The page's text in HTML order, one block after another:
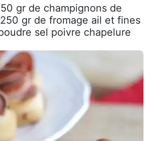
gr de champignons de
gr de fromage ail et fines
sel poivre chapelure